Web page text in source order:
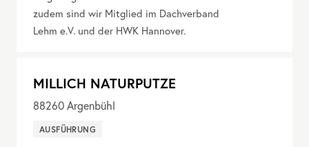
zudem sind wir Mitglied im Dachverband
Lehm e.V. und der HWK Hannover.
MILLICH NATURPUTZE
88260Argenbühl
AUSFÜHRUNG